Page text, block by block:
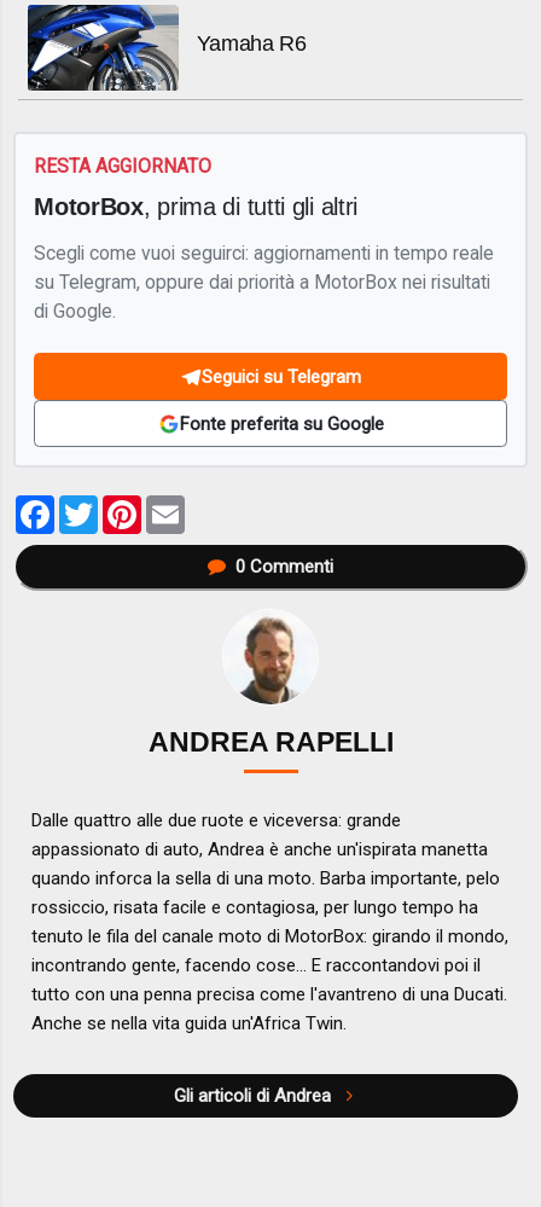
Yamaha R6
RESTA AGGIORNATO
MotorBox, prima di tutti gli altri
Scegli come vuoi seguirci: aggiornamenti in tempo reale
su Telegram, oppure dai priorità a MotorBox nei risultati
di Google.
Seguici su Telegram
Fonte preferita su Google
Facebook
TwitterPinterest
0Commenti
ANDREA RAPELLI
Dalle quattro alle due ruote e viceversa: grande
appassionato di auto, Andrea è anche un'ispirata manetta
quando inforca la sella di una moto. Barba importante, pelo
rossiccio, risata facile e contagiosa, per lungo tempo ha
tenuto le fila del canale moto di MotorBox: girando il mondo,
incontrando gente, facendo cose... E raccontandovi poi il
tutto con una penna precisa come l'avantreno di una Ducati.
Anche se nella vita guida un'Africa Twin.
Gli articoli di Andrea